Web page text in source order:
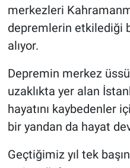
merkezleri
depremlerin etkilediği
alıyor.
Depremin merkez
uzaklıkta yer alan
hayatını kaybedenler
bir yandan da hayat
Geçtiğimiz yıl tek